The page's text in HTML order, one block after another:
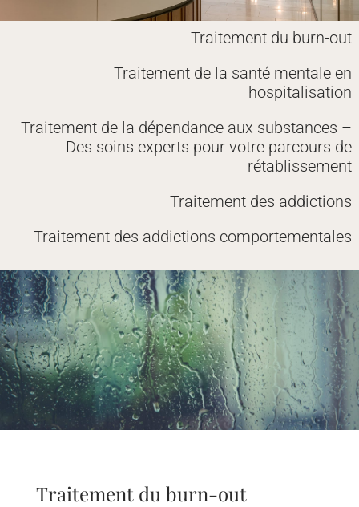
Traitement du burn-out
Traitement de la santé mentale en
hospitalisation
Traitement de la dépendance aux substances –
Des soins experts pour votre parcours de
rétablissement
Traitement des addictions
Traitement des addictions comportementales
Traitement du burn-out